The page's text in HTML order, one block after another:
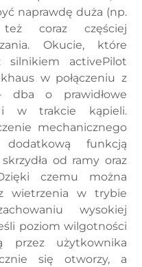
naprawdę duża (np.
coraz częściej
Okucie, które
silnikiem activePilot
w połączeniu z
dba o prawidłowe
i w trakcie kąpieli.
mechanicznego
funkcją
od ramy oraz
czemu można
wietrzenia w trybie
wysokiej
poziom wilgotności
przez użytkownika
się otworzy, a